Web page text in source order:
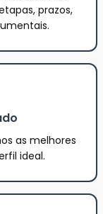
prazos,
as melhores
ideal.